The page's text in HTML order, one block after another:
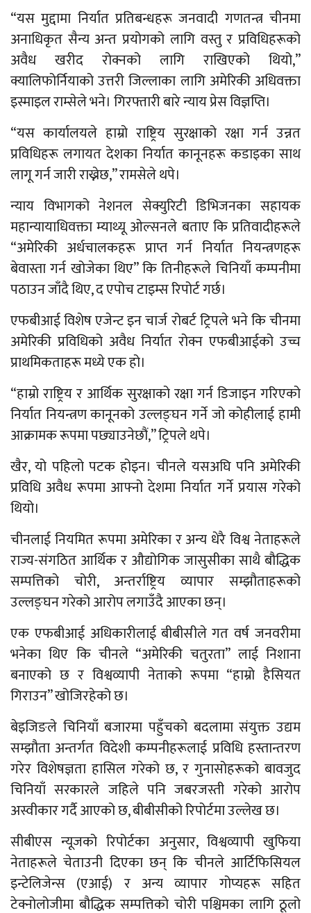
“यस मुद्दामा निर्यात प्रतिबन्धहरू जनवादी गणतन्त्र चीनमा
अनाधिकृत सैन्य अन्त प्रयोगको लागि वस्तु र प्रविधिहरूको
अवैध खरीद रोक्नको लागि राखिएको थियो,”
क्यालिफोर्नियाको उत्तरी जिल्लाका लागि अमेरिकी अधिवक्ता
इस्माइल राम्सेले भने। गिरफ्तारी बारे न्याय प्रेस विज्ञप्ति।
“यस कार्यालयले हाम्रो राष्ट्रिय सुरक्षाको रक्षा गर्न उन्नत
प्रविधिहरू लगायत देशका निर्यात कानूनहरू कडाइका साथ
लागू गर्न जारी राख्नेछ,” रामसेले थपे।
न्याय विभागको नेशनल सेक्युरिटी डिभिजनका सहायक
महान्यायाधिवक्ता म्याथ्यू ओल्सनले बताए कि प्रतिवादीहरूले
“अमेरिकी अर्धचालकहरू प्राप्त गर्न निर्यात नियन्त्रणहरू
बेवास्ता गर्न खोजेका थिए” कि तिनीहरूले चिनियाँ कम्पनीमा
पठाउन जाँदै थिए, द एपोच टाइम्स रिपोर्ट गर्छ।
एफबीआई विशेष एजेन्ट इन चार्ज रोबर्ट ट्रिपले भने कि चीनमा
अमेरिकी प्रविधिको अवैध निर्यात रोक्न एफबीआईको उच्च
प्राथमिकताहरू मध्ये एक हो।
“हाम्रो राष्ट्रिय र आर्थिक सुरक्षाको रक्षा गर्न डिजाइन गरिएको
निर्यात नियन्त्रण कानूनको उल्लङ्घन गर्ने जो कोहीलाई हामी
आक्रामक रूपमा पछ्याउनेछौं,” ट्रिपले थपे।
खैर, यो पहिलो पटक होइन। चीनले यसअघि पनि अमेरिकी
प्रविधि अवैध रूपमा आफ्नो देशमा निर्यात गर्ने प्रयास गरेको
थियो।
चीनलाई नियमित रूपमा अमेरिका र अन्य धेरै विश्व नेताहरूले
राज्य-संगठित आर्थिक र औद्योगिक जासुसीका साथै बौद्धिक
सम्पत्तिको चोरी, अन्तर्राष्ट्रिय व्यापार सम्झौताहरूको
उल्लङ्घन गरेको आरोप लगाउँदै आएका छन्।
एक एफबीआई अधिकारीलाई बीबीसीले गत वर्ष जनवरीमा
भनेका थिए कि चीनले “अमेरिकी चतुरता” लाई निशाना
बनाएको छ र विश्वव्यापी नेताको रूपमा “हाम्रो हैसियत
गिराउन” खोजिरहेको छ।
बेइजिङले चिनियाँ बजारमा पहुँचको बदलामा संयुक्त उद्यम
सम्झौता अन्तर्गत विदेशी कम्पनीहरूलाई प्रविधि हस्तान्तरण
गरेर विशेषज्ञता हासिल गरेको छ, र गुनासोहरूको बावजुद
चिनियाँ सरकारले जहिले पनि जबरजस्ती गरेको आरोप
अस्वीकार गर्दै आएको छ, बीबीसीको रिपोर्टमा उल्लेख छ।
सीबीएस न्यूजको रिपोर्टका अनुसार, विश्वव्यापी खुफिया
नेताहरूले चेताउनी दिएका छन् कि चीनले आर्टिफिसियल
इन्टेलिजेन्स (एआई) र अन्य व्यापार गोप्यहरू सहित
टेक्नोलोजीमा बौद्धिक सम्पत्तिको चोरी पश्चिमका लागि ठूलो